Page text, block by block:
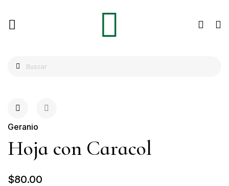
Geranio
Hoja con Caracol
$80.00